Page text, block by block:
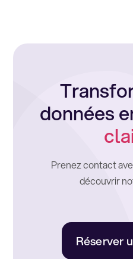
données
Prenez contact
découvrir
Réserver